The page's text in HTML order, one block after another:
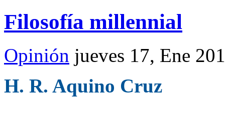
Filosofía millennial
Opinión jueves 17, Ene
H. R. Aquino Cruz